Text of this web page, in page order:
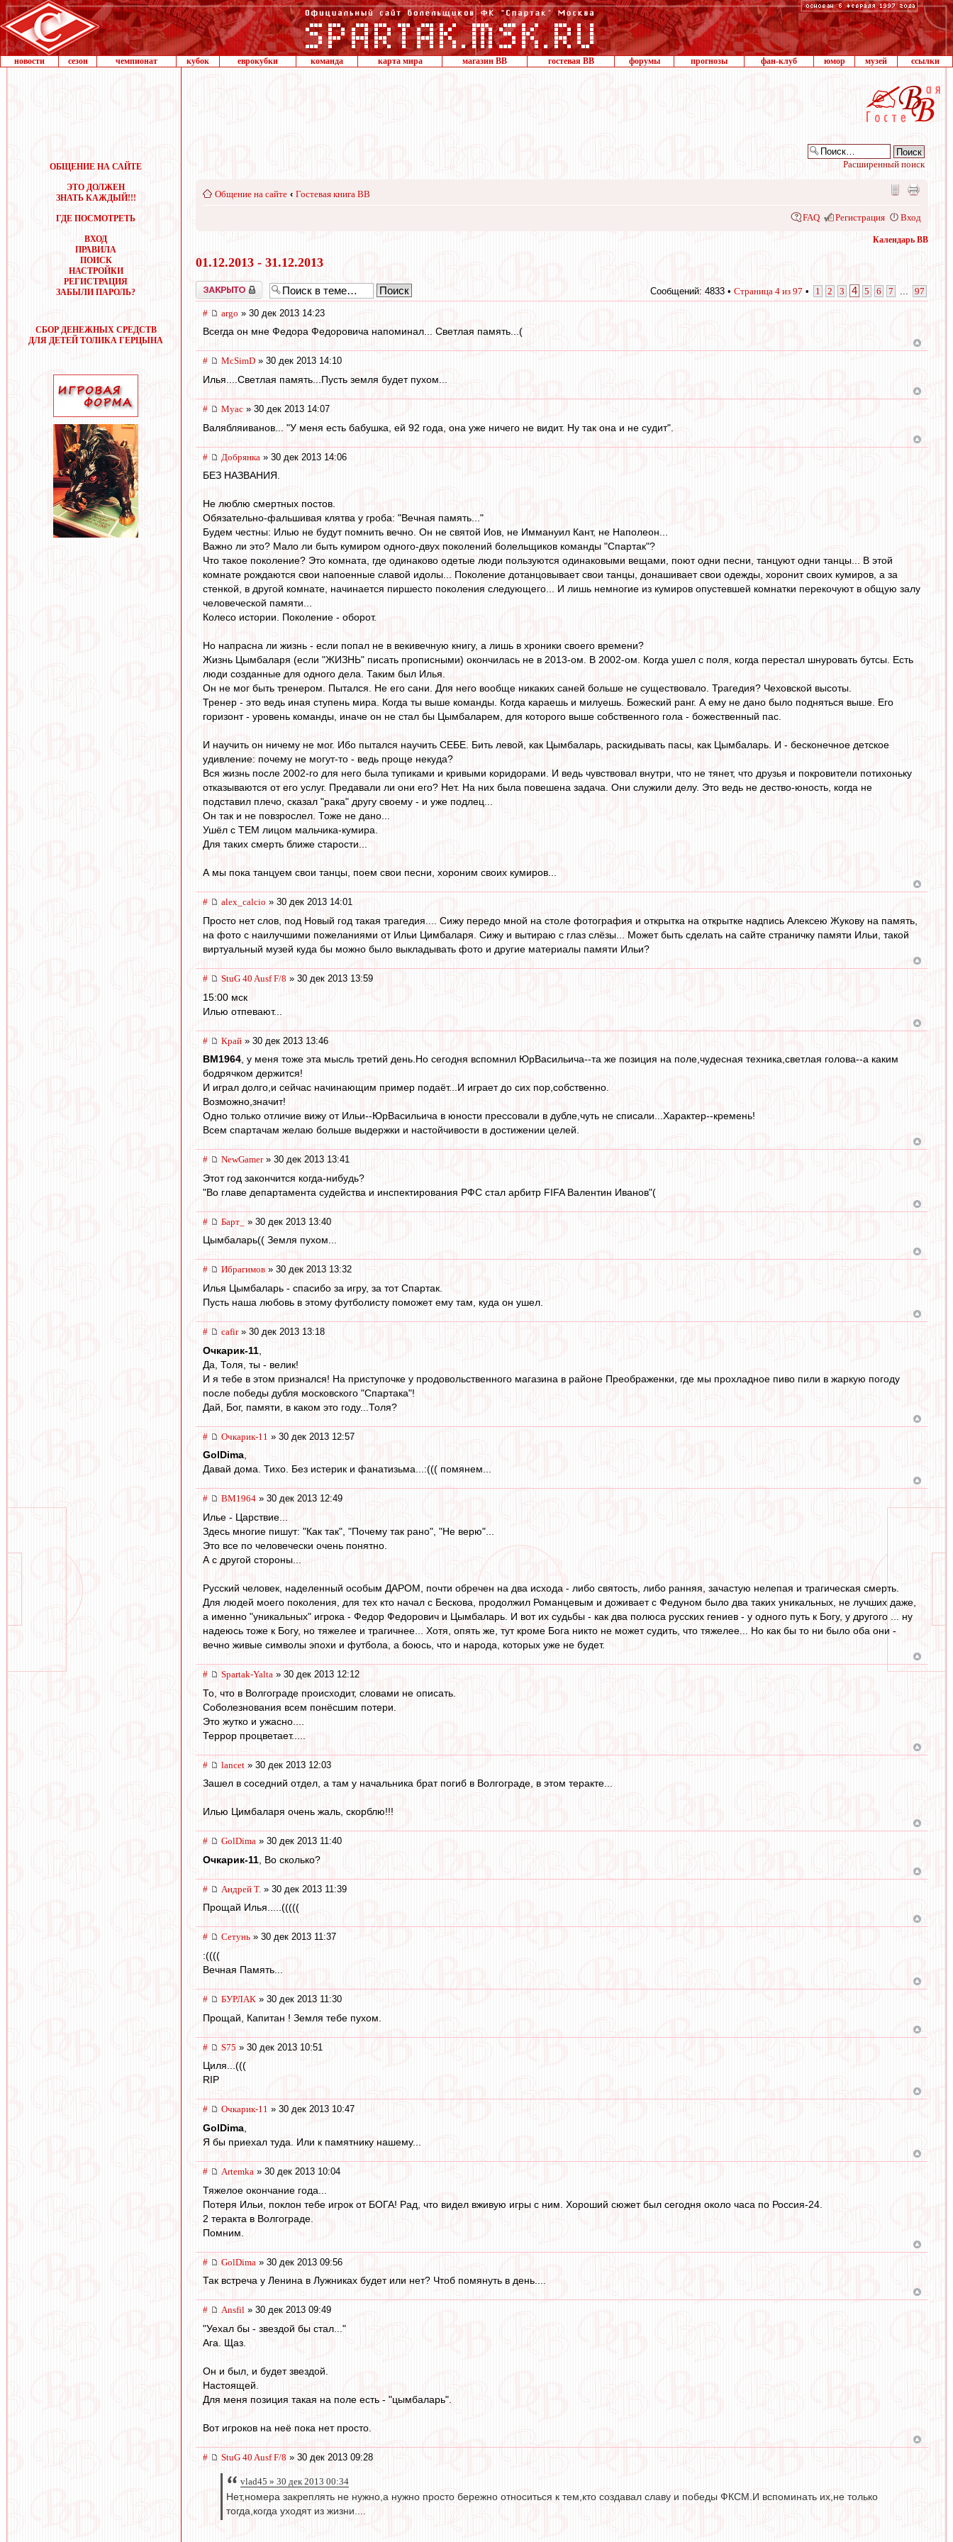
новости сезон чемпионат кубок еврокубки команда карта мира магазин ВВ гостевая ВВ форумы прогнозы фан-клуб юмор музей ссылки
ОБЩЕНИЕ НА САЙТЕ
ЭТО ДОЛЖЕН
ЗНАТЬ КАЖДЫЙ!!!
ГДЕ ПОСМОТРЕТЬ
ВХОД
ПРАВИЛА
ПОИСК
НАСТРОЙКИ
РЕГИСТРАЦИЯ
ЗАБЫЛИ ПАРОЛЬ?
СБОР ДЕНЕЖНЫХ СРЕДСТВ
ДЛЯ ДЕТЕЙ ТОЛИКА ГЕРЦЫНА
Расширенный поиск
Общение на сайте ‹ Гостевая книга ВВ
FAQ Регистрация Вход
Календарь ВВ
01.12.2013 - 31.12.2013
Закрыто Сообщений: 4833 • Страница 4 из 97 • 1 2 3 4 5 6 7 97
# argo » 30 дек 2013 14:23
Всегда он мне Федора Федоровича напоминал... Светлая память...(
# McSimD » 30 дек 2013 14:10
Илья....Светлая память...Пусть земля будет пухом...
# Myac » 30 дек 2013 14:07
Валябляиванов... "У меня есть бабушка, ей 92 года, она уже ничего не видит. Ну так она и не судит".
# Добрянка » 30 дек 2013 14:06
БЕЗ НАЗВАНИЯ.
Не люблю смертных постов.
Обязательно-фальшивая клятва у гроба: "Вечная память..."
Будем честны: Илью не будут помнить вечно. Он не святой Иов, не Иммануил Кант, не Наполеон...
Важно ли это? Мало ли быть кумиром одного-двух поколений болельщиков команды "Спартак"?
Что такое поколение? Это комната, где одинаково одетые люди пользуются одинаковыми вещами, поют одни песни, танцуют одни танцы... В этой
комнате рождаются свои напоенные славой идолы... Поколение дотанцовывает свои танцы, донашивает свои одежды, хоронит своих кумиров, а за
стенкой, в другой комнате, начинается пиршесто поколения следующего... И лишь немногие из кумиров опустевшей комнатки перекочуют в общую залу
человеческой памяти...
Колесо истории. Поколение - оборот.
Но напрасна ли жизнь - если попал не в векивечную книгу, а лишь в хроники своего времени?
Жизнь Цымбаларя (если "ЖИЗНЬ" писать прописными) окончилась не в 2013-ом. В 2002-ом. Когда ушел с поля, когда перестал шнуровать бутсы. Есть
люди созданные для одного дела. Таким был Илья.
Он не мог быть тренером. Пытался. Не его сани. Для него вообще никаких саней больше не существовало. Трагедия? Чеховской высоты.
Тренер - это ведь иная ступень мира. Когда ты выше команды. Когда караешь и милуешь. Божеский ранг. А ему не дано было подняться выше. Его
горизонт - уровень команды, иначе он не стал бы Цымбаларем, для которого выше собственного гола - божественный пас.
И научить он ничему не мог. Ибо пытался научить СЕБЕ. Бить левой, как Цымбаларь, раскидывать пасы, как Цымбаларь. И - бесконечное детское
удивление: почему не могут-то - ведь проще некуда?
Вся жизнь после 2002-го для него была тупиками и кривыми коридорами. И ведь чувствовал внутри, что не тянет, что друзья и покровители потихоньку
отказываются от его услуг. Предавали ли они его? Нет. На них была повешена задача. Они служили делу. Это ведь не дество-юность, когда не
подставил плечо, сказал "рака" другу своему - и уже подлец...
Он так и не повзрослел. Тоже не дано...
Ушёл с ТЕМ лицом мальчика-кумира.
Для таких смерть ближе старости...
А мы пока танцуем свои танцы, поем свои песни, хороним своих кумиров...
# alex_calcio » 30 дек 2013 14:01
Просто нет слов, под Новый год такая трагедия.... Сижу передо мной на столе фотография и открытка на открытке надпись Алексею Жукову на память,
на фото с наилучшими пожеланиями от Ильи Цимбаларя. Сижу и вытираю с глаз слёзы... Может быть сделать на сайте страничку памяти Ильи, такой
виртуальный музей куда бы можно было выкладывать фото и другие материалы памяти Ильи?
# StuG 40 Ausf F/8 » 30 дек 2013 13:59
15:00 мск
Илью отпевают...
# Край » 30 дек 2013 13:46
BM1964 , у меня тоже эта мысль третий день.Но сегодня вспомнил ЮрВасильича--та же позиция на поле,чудесная техника,светлая голова--а каким
бодрячком держится!
И играл долго,и сейчас начинающим пример подаёт...И играет до сих пор,собственно.
Возможно,значит!
Одно только отличие вижу от Ильи--ЮрВасильича в юности прессовали в дубле,чуть не списали...Характер--кремень!
Всем спартачам желаю больше выдержки и настойчивости в достижении целей.
# NewGamer» 30 дек 2013 13:41
Этот год закончится когда-нибудь?
"Во главе департамента судейства и инспектирования РФС стал арбитр FIFA Валентин Иванов"(
# Барт_ » 30 дек 2013 13:40
Цымбаларь(( Земля пухом...
# Ибрагимов » 30 дек 2013 13:32
Илья Цымбаларь - спасибо за игру, за тот Спартак.
Пусть наша любовь в этому футболисту поможет ему там, куда он ушел.
# cafir» 30 дек 2013 13:18
Очкарик-11
Да, Толя, ты - велик!
И я тебе в этом признался! На приступочке у продовольственного магазина в районе Преображенки, где мы прохладное пиво пили в жаркую погоду
после победы дубля московского "Спартака"!
Дай, Бог, памяти, в каком это году...Толя?
# Очкарик-11 » 30 дек 2013 12:57
GolDima,
Давай дома. Тихо. Без истерик и фанатизьма...:((( помянем...
# BM1964 » 30 дек 2013 12:49
Илье - Царствие...
Здесь многие пишут: "Как так", "Почему так рано", "Не верю"...
Это все по человечески очень понятно.
А с другой стороны...
Русский человек, наделенный особым ДАРОМ, почти обречен на два исхода - либо святость, либо ранняя, зачастую нелепая и трагическая смерть.
Для людей моего поколения, для тех кто начал с Бескова, продолжил Романцевым и доживает с Федуном было два таких уникальных, не лучших даже,
а именно "уникальных" игрока - Федор Федорович и Цымбаларь. И вот их судьбы - как два полюса русских гениев - у одного путь к Богу, у другого ... ну
надеюсь тоже к Богу, но тяжелее и трагичнее... Хотя, опять же, тут кроме Бога никто не может судить, что тяжелее... Но как бы то ни было оба они -
вечно живые символы эпохи и футбола, а боюсь, что и народа, которых уже не будет.
# Spartak-Yalta » 30 дек 2013 12:12
То, что в Волгограде происходит, словами не описать.
Соболезнования всем понёсшим потери.
Это жутко и ужасно....
Террор процветает.....
# lancet » 30 дек 2013 12:03
Зашел в соседний отдел, а там у начальника брат погиб в Волгограде, в этом теракте...
Илью Цимбаларя очень жаль, скорблю!!!
# GolDima » 30 дек 2013 11:40
Очкарик-11 , Во сколько?
# Андрей Т. » 30 дек 2013 11:39
Прощай Илья.....(((((
# Сетунь » 30 дек 2013 11:37
:((((
Вечная Память...
# БУРЛАК » 30 дек 2013 11:30
Прощай, Капитан ! Земля тебе пухом.
# S75 » 30 дек 2013 10:51
Циля...(((
RIP
# Очкарик-11 » 30 дек 2013 10:47
GolDima
Я бы приехал туда. Или к памятнику нашему...
# Artemka » 30 дек 2013 10:04
Тяжелое окончание года...
Потеря Ильи, поклон тебе игрок от БОГА! Рад, что видел вживую игры с ним. Хороший сюжет был сегодня около часа по Россия-24.
2 теракта в Волгограде.
Помним.
# GolDima » 30 дек 2013 09:56
Так встреча у Ленина в Лужниках будет или нет? Чтоб помянуть в день....
# Ansfil » 30 дек 2013 09:49
"Уехал бы - звездой бы стал..."
Ага. Щаз.
Он и был, и будет звездой.
Настоящей.
Для меня позиция такая на поле есть - "цымбаларь".
Вот игроков на неё пока нет просто.
# StuG 40 Ausf F/8 » 30 дек 2013 09:28
vlad45 » 30 дек 2013 00:34
Нет,номера закреплять не нужно,а нужно просто бережно относиться к тем,кто создавал славу и победы ФКСМ.И вспоминать их,не только
тогда,когда уходят из жизни....